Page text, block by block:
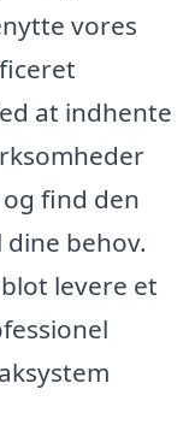
vores
at indhente
find den
behov.
levere et